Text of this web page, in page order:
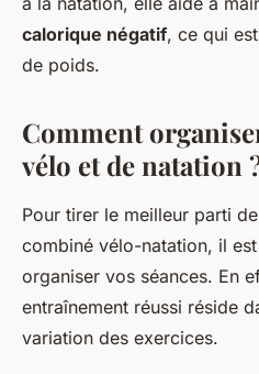
calorique négatif, ce qui
de poids.
Comment
vélo et de natation
Pour tirer le meilleur parti
combiné vélo-natation, il
organiser vos séances. En
entraînement réussi réside
variation des exercices.